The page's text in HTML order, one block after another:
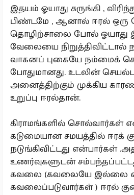
இதயம் ஓயாது சுருங்கி ,
பிண்டமே , ஆனால் ஈரல் ஒரு
தொழிற்சாலை போல் ஓயாது
வேலையை நிறுத்திவிட்டால்
வாகனப் புகையே நம்மைக்
போதுமானது. உடலின்
அனைத்திற்கும் முக்கிய
உறுப்பு ஈரல்தான்.
கிராமங்களில் சொல்வார்கள்
கடுமையான சமயத்தில் ஈரக்
நடுங்கிவிட்டது என்பார்கள்
உணர்வுகளுடன்
கவலை (கவலையே இல்லை
கவலைப்படுவார்கள் ) ஈரல்